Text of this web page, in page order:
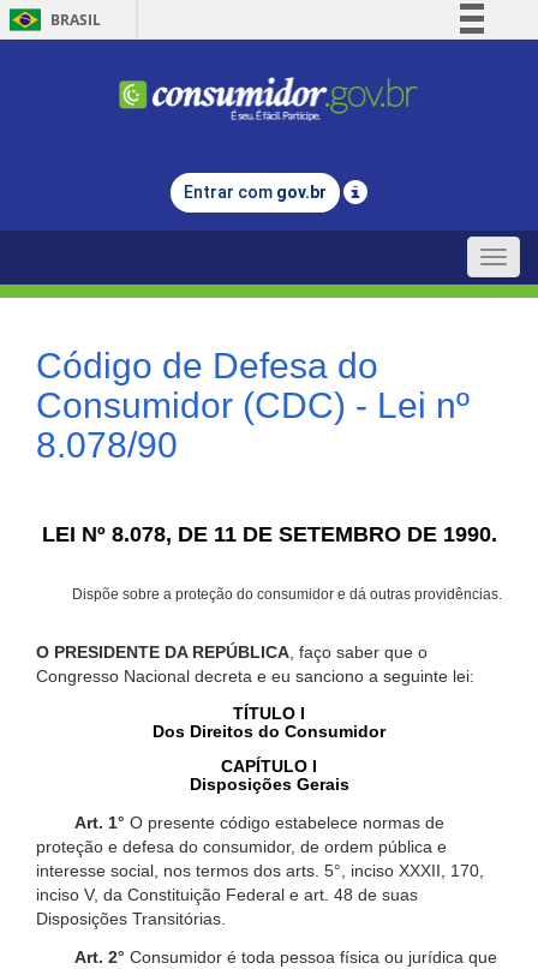
BRASIL
Comunica BR
Legislação
Entrar com gov.br
Toggle
Código de Defesa do
Consumidor (CDC) - Lei nº
8.078/90
LEI Nº 8.078, DE 11 DE SETEMBRO DE 1990.
Dispõe sobre a proteção do consumidor e dá outras providências.
O PRESIDENTE DA REPÚBLICA , faço saber que o
Congresso Nacional decreta e eu sanciono a seguinte lei:
TÍTULO I
Dos Direitos do Consumidor
CAPÍTULO I
Disposições Gerais
Art. 1° O presente código estabelece normas de
proteção e defesa do consumidor, de ordem pública e
interesse social, nos termos dos arts. 5°, inciso XXXII, 170,
inciso V, da Constituição Federal e art. 48 de suas
Disposições Transitórias.
Art. 2° Consumidor é toda pessoa física ou jurídica que